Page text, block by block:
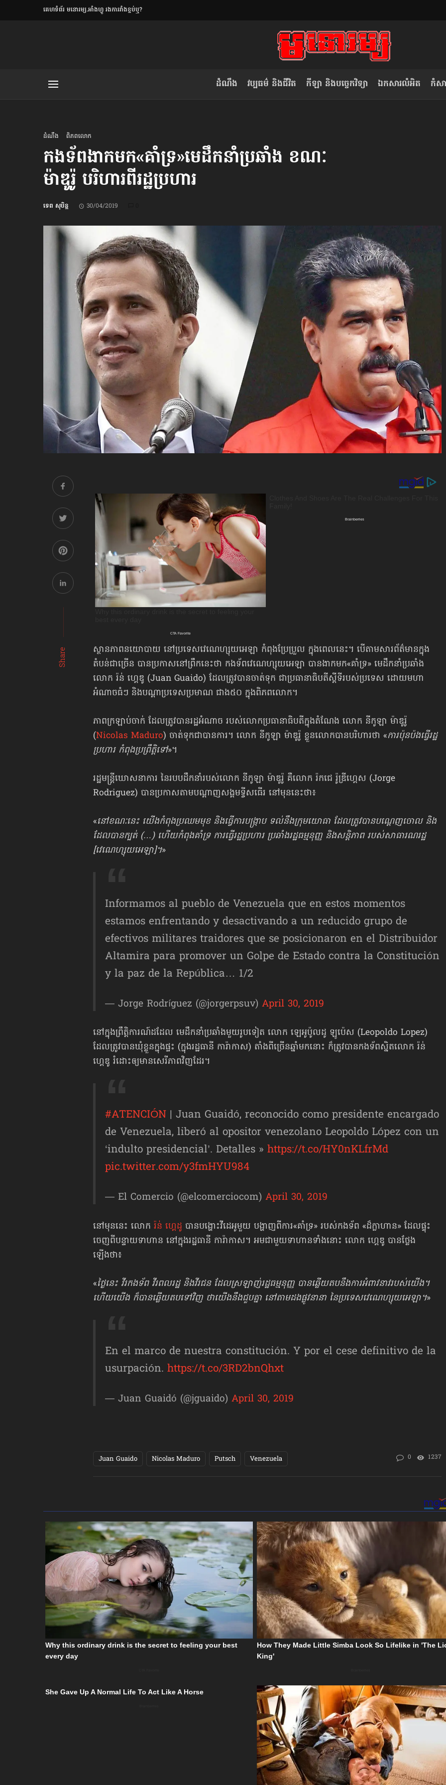
​គេហទំព័រ មនោរម្យ.អាំងហ្វូ រងការរាំងខ្ទប់ឬ?
ដំណឹង វប្បធម៌ និងជីវិត កីឡា និងបច្ចេកវិទ្យា ឯកសារលំអិត កំសា
ដំណឹង ពិភពលោក
កងទ័ព​​ងាក​​មក​​«គាំទ្រ»​​មេដឹកនាំ​​ប្រឆាំង ខណៈ
ម៉ាឌូរ៉ូ បរិហារ​ពី​​រដ្ឋប្រហារ
ទេព សុបិន្ត 30/04/2019
Share
ស្ថានភាពនយោបាយ នៅប្រទេសវេណេហ្សុយអេឡា កំពុងប្រែប្រួល ក្នុងពេលនេះ។ បើតាមសារព័ត៌មានក្នុង
តំបន់ជាច្រើន បានប្រកាសនៅព្រឹកនេះថា កងទ័ពវេណេហ្សុយអេឡា បានងាកមក«គាំទ្រ» មេដឹកនាំប្រឆាំង
លោក រ៉ន់ ហ្គេឌូ (Juan Guaido) ដែលត្រូវបានចាត់ទុក ជាប្រធានាធិបតីស្ដីទីរបស់ប្រទេស ដោយមហា
អំណាចធំៗ និងបណ្ដាប្រទេសប្រមាណ ជាង៥០ ក្នុងពិភពលោក។
ភាពក្រឡាប់ចាក់ ដែលត្រូវបានរដ្ឋអំណាច របស់លោកប្រធានាធិបតីក្នុងតំណែង លោក នីកូឡា ម៉ាឌូរ៉ូ
(Nicolas Maduro) ចាត់ទុកជាបានការ។ លោក នីកូឡា ម៉ាឌូរ៉ូ ខ្លួនលោកបានបរិហារថា «ការប៉ុនប៉ងធ្វើរដ្ឋ
ប្រហារ កំពុងប្រព្រឹត្តិទៅ»។
រដ្ឋមន្ត្រីឃោសនាការ នៃរបបដឹកនាំរបស់លោក នីកូឡា ម៉ាឌូរ៉ូ គឺលោក រ៉កជេ រ៉ូឌ្រីហ្គេស (Jorge
Rodriguez) បានប្រកាសតាមបណ្ដាញសង្គមទ្វីសធើរ នៅមុននេះ​ថា៖
«នៅខណៈនេះ យើងកំពុងប្រឈមមុខ និងធ្វើការបង្ក្រាប ទល់នឹងក្រុមយោធា ដែលត្រូវបានបណ្ដេញចោល និង
ដែលបានក្បត់ (…) ហើយកំពុងគាំទ្រ ការធ្វើរដ្ឋប្រហារ ប្រឆាំងរដ្ឋធម្មនុញ្ញ និងសន្តិភាព របស់សាធារណរដ្ឋ
[វេណេហ្សុយអេឡា]។»
Informamos al pueblo de Venezuela que en estos momentos
estamos enfrentando y desactivando a un reducido grupo de
efectivos militares traidores que se posicionaron en el Distribuidor
Altamira para promover un Golpe de Estado contra la Constitución
y la paz de la República… 1/2
— Jorge Rodríguez (@jorgerpsuv)April 30, 2019
នៅក្នុងព្រឹត្តិការណ៍ដដែល មេដឹកនាំប្រឆាំងមួយរូបទៀត លោក ឡេអូប៉ូលដូ ឡូប៉េស (Leopoldo Lopez)
ដែលត្រូវបានឃុំខ្លួនក្នុងផ្ទះ (ក្នុងរដ្ឋធានី ការ៉ាកាស) តាំងពីច្រើនឆ្នាំមកនោះ ក៏ត្រូវបាន​កងទ័ពស្និតលោក រ៉ន់
ហ្គេឌូ រំដោះ​ឲ្យមានសេរីភាព​វិញដែរ។
#ATENCIÓN | Juan Guaidó, reconocido como presidente encargado
de Venezuela, liberó al opositor venezolano Leopoldo López con un
‘indulto presidencial’. Detalles »https://t.co/HY0nKLfrMd
pic.twitter.com/y3fmHYU984
— El Comercio (@elcomerciocom)April 30, 2019
នៅមុននេះ លោក រ៉ន់ ហ្គេដូ បានបង្ហោះវីដេអូមួយ បង្ហាញពីការ«គាំទ្រ» របស់កងទ័ព «ដ៏ក្លាហាន» ដែលផ្ទុះ
ចេញពីបន្ទាយទាហាន នៅក្នុងរដ្ឋធានី ការ៉ាកាស។ អមជាមួយទាហានទាំងនោះ លោក ហ្គេឌូ បានថ្លែង
ឡើងថា៖
«ថ្ងៃនេះ វីរកងទ័ព វីរពលរដ្ឋ និងវីរជន ដែលស្រឡាញ់រដ្ឋធម្មនុញ្ញ បានឆ្លើយតបនឹងការអំពាវនាវរបស់យើង។
ហើយយើង ក៏បានឆ្លើយតបទៅវិញ ថាយើងនឹងជួបគ្នា នៅតាមដងផ្លូវនានា នៃប្រទេសវេណេហ្សុយអេឡា។»
En el marco de nuestra constitución. Y por el cese definitivo de la
usurpación.https://t.co/3RD2bnQhxt
— Juan Guaidó (@jguaido)April 30, 2019
Juan Guaido Nicolas Maduro Putsch Venezuela 0 1237
ត៖ «កាមតណ្ហា​
វៀតណាម ក្នុង​ការប្តូរ​មេដឹកនាំ របស់​
ខ្លួន
ខឹម វាសនា ថា«ស្រី
ប្រពៃណី​«ដេញប្រុស»
អឹមបាពេ ប្រកាសជាផ្លូវការ
ថើបមាត់ ៖ ក្រុមកីឡាការិនី​
ផ្អាកលេង​​បើប្រធានសហព័ន្ធ​